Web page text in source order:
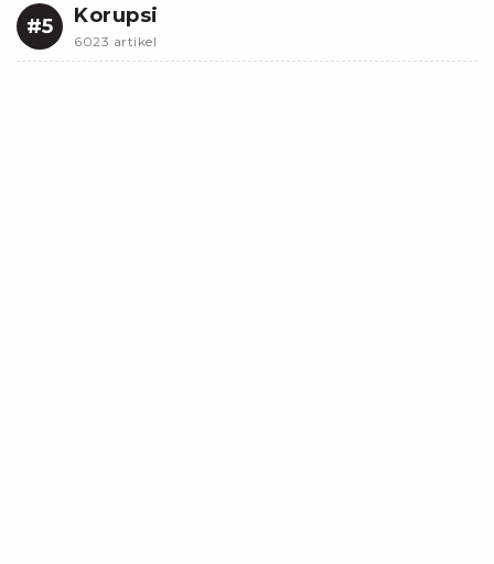
#5 Korupsi
6023 artikel